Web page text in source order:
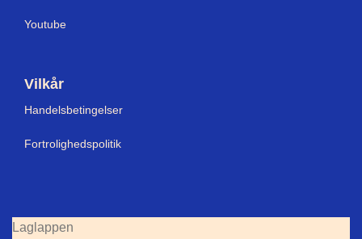
Youtube
Vilkår
Handelsbetingelser
Fortrolighedspolitik
Laglappen